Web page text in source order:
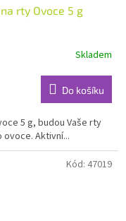
rty Ovoce 5 g
Skladem
Do košíku
5 g, budou Vaše rty
Aktivní...
Kód: 47019